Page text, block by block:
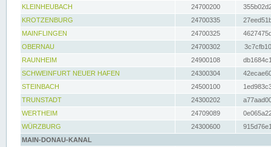
KLEINHEUBACH 24700200
KROTZENBURG
24700335
MAINFLINGEN
24700325
OBERNAU
24700302
RAUNHEIM
24900108
SCHWEINFURT NEUER HAFEN
24300304
STEINBACH
24500100
TRUNSTADT
24300202
WERTHEIM
24709089
WÜRZBURG
24300600
MAIN-DONAU-KANAL